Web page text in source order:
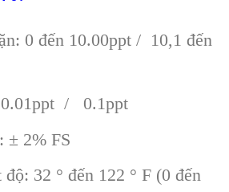
0 đến 10.00ppt / 10,1 đến
/ 0.1ppt
± 2% FS
32 ° đến 122 ° F (0 đến